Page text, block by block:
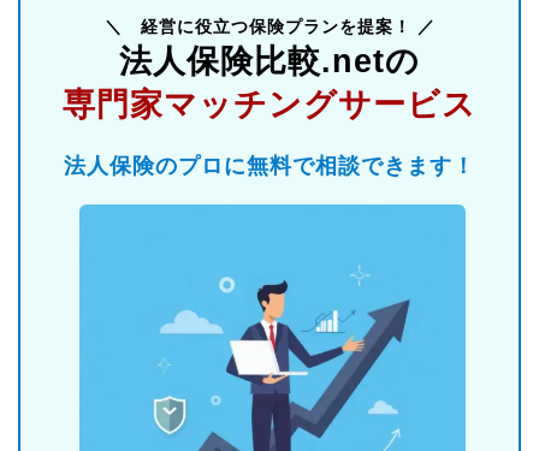
＼ 経営に役立つ保険プランを提案！ ／
法人保険比較.netの
専門家マッチングサービス
法人保険のプロに無料で相談できます！